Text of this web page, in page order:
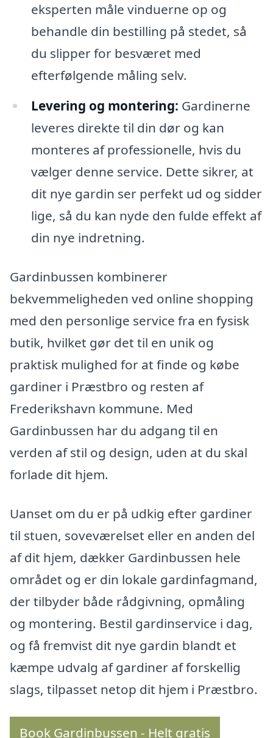
eksperten måle vinduerne op og
behandle din bestilling på stedet, så
du slipper for besværet med
efterfølgende måling selv.
Levering og montering: Gardinerne
leveres direkte til din dør og kan
monteres af professionelle, hvis du
vælger denne service. Dette sikrer, at
dit nye gardin ser perfekt ud og sidder
lige, så du kan nyde den fulde effekt af
din nye indretning.
Gardinbussen kombinerer
bekvemmeligheden ved online shopping
med den personlige service fra en fysisk
butik, hvilket gør det til en unik og
praktisk mulighed for at finde og købe
gardiner i Præstbro og resten af
Frederikshavn kommune. Med
Gardinbussen har du adgang til en
verden af stil og design, uden at du skal
forlade dit hjem.
Uanset om du er på udkig efter gardiner
til stuen, soveværelset eller en anden del
af dit hjem, dækker Gardinbussen hele
området og er din lokale gardinfagmand,
der tilbyder både rådgivning, opmåling
og montering. Bestil gardinservice i dag,
og få fremvist dit nye gardin blandt et
kæmpe udvalg af gardiner af forskellig
slags, tilpasset netop dit hjem i Præstbro.
Book Gardinbussen - Helt gratis